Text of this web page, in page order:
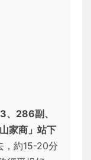
286副、
家商」站下
，約15-20分